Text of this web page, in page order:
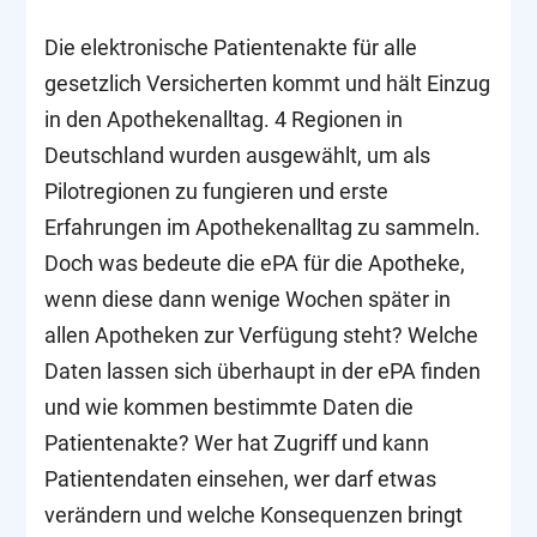
Die elektronische Patientenakte für alle
gesetzlich Versicherten kommt und hält Einzug
in den Apothekenalltag. 4 Regionen in
Deutschland wurden ausgewählt, um als
Pilotregionen zu fungieren und erste
Erfahrungen im Apothekenalltag zu sammeln.
Doch was bedeute die ePA für die Apotheke,
wenn diese dann wenige Wochen später in
allen Apotheken zur Verfügung steht? Welche
Daten lassen sich überhaupt in der ePA finden
und wie kommen bestimmte Daten die
Patientenakte? Wer hat Zugriff und kann
Patientendaten einsehen, wer darf etwas
verändern und welche Konsequenzen bringt